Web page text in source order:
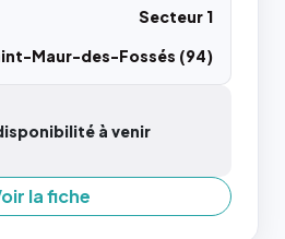
Secteur 1
Maur-des-Fossés (94)
à venir
la fiche